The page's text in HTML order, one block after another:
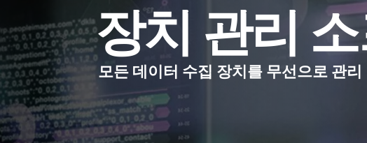
장치 관리
모든 데이터 수집 장치를 무선으로 관리